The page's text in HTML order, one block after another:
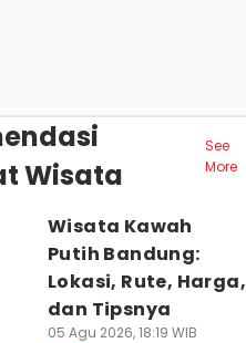
Wisata
See
More
Wisata Kawah
Putih Bandung:
Lokasi, Rute, Harga,
dan Tipsnya
05 Agu 2026, 18:19 WIB